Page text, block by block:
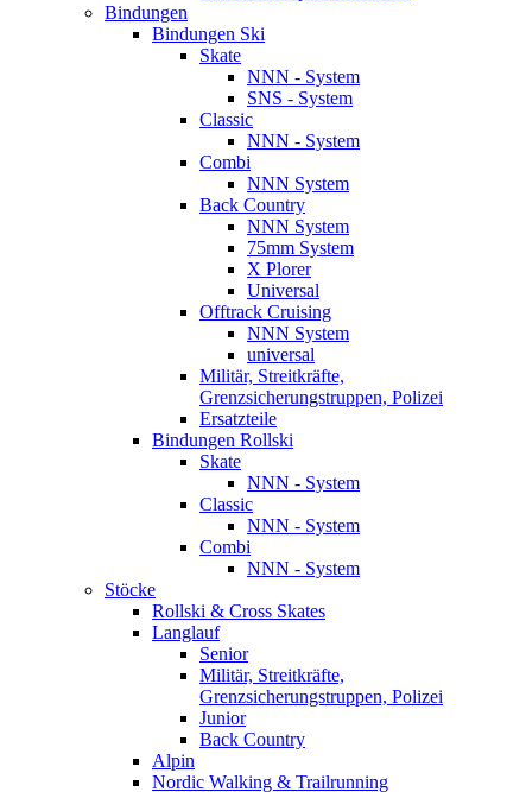
Bindungen
Bindungen Ski
Skate
NNN - System
SNS - System
Classic
NNN - System
Combi
NNN System
Back Country
NNN System
75mm System
X Plorer
Universal
Offtrack Cruising
NNN System
universal
Militär, Streitkräfte,
Grenzsicherungstruppen, Polizei
Ersatzteile
Bindungen Rollski
Skate
NNN - System
Classic
NNN - System
Combi
NNN - System
Stöcke
Rollski & Cross Skates
Langlauf
Senior
Militär, Streitkräfte,
Grenzsicherungstruppen, Polizei
Junior
Back Country
Alpin
Nordic Walking & Trailrunning